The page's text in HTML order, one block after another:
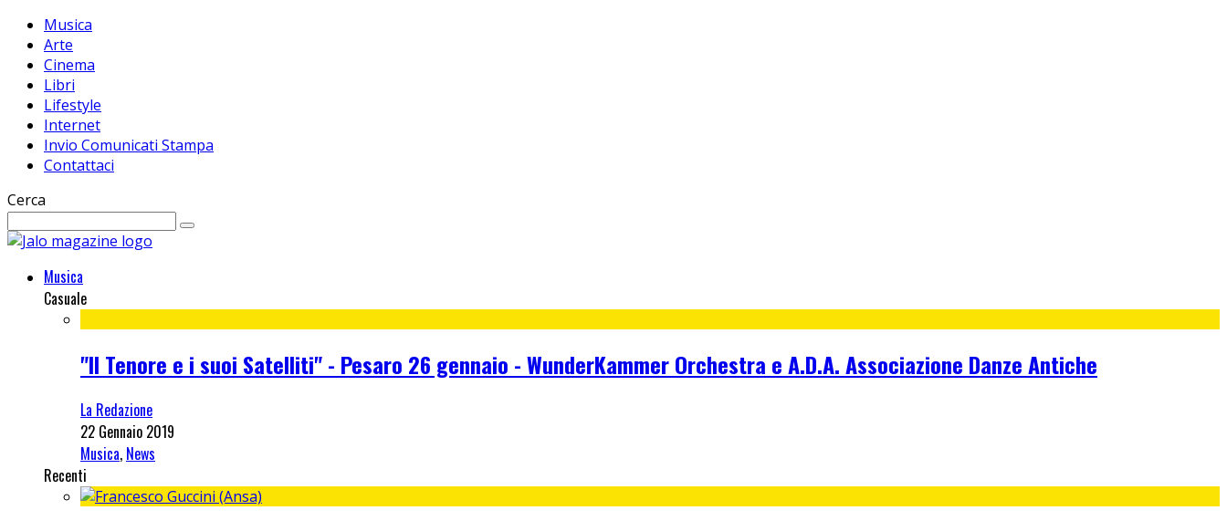
Musica
Arte
Cinema
Libri
Lifestyle
Internet
Invio Comunicati Stampa
Contattaci
Cerca
Musica
Casuale
"Il Tenore e i suoi Satelliti" - Pesaro 26 gennaio - WunderKammer Orchestra e A.D.A. Associazione Danze Antiche
La Redazione
22 Gennaio 2019
Musica, News
Recenti